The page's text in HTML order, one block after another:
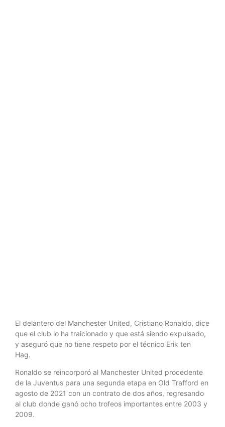
El delantero del Manchester United, Cristiano Ronaldo, dice
que el club lo ha traicionado y que está siendo expulsado,
y aseguró que no tiene respeto por el técnico Erik ten
Hag.
Ronaldo se reincorporó al Manchester United procedente
de la Juventus para una segunda etapa en Old Trafford en
agosto de 2021 con un contrato de dos años, regresando
al club donde ganó ocho trofeos importantes entre 2003 y
2009.